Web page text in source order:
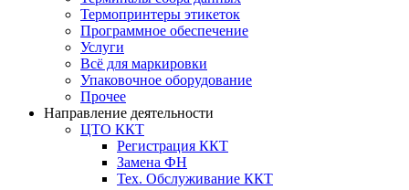
Термопринтеры этикеток
Программное обеспечение
Услуги
Всё для маркировки
Упаковочное оборудование
Прочее
Направление деятельности
ЦТО ККТ
Регистрация ККТ
Замена ФН
Тех. Обслуживание ККТ